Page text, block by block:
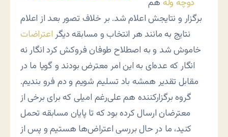
دوچه وله هم
برگزار و نتایجش اعلام شد. بر خلاف تصور بعد از اعلام
نتایج به مانند هر انتخاب و مسابقه دیگر اعتراضات
خاموش شد و به اصطلاح طوفان فروکش کرد انگار نه
انگار که عده‌ای به این امر معترض بودند و گویا ما در
مقابل تقدیر همشه باد تسلیم شویم و دم فرو بندیم.
گروه برگزارکننده هم علی‌رغم امیلی که برای برخی از
معترضان ارسال کرده بود که تا پایان مسابقه تحمل
کنید، ما در حال بررسی اعتراض‌ها هستیم و پس از